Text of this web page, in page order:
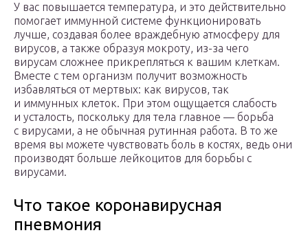
У вас повышается температура, и это действительно
помогает иммунной системе функционировать
лучше, создавая более враждебную атмосферу для
вирусов, а также образуя мокроту, из-за чего
вирусам сложнее прикрепляться к вашим клеткам.
Вместе с тем организм получит возможность
избавляться от мертвых: как вирусов, так
и иммунных клеток. При этом ощущается слабость
и усталость, поскольку для тела главное — борьба
с вирусами, а не обычная рутинная работа. В то же
время вы можете чувствовать боль в костях, ведь они
производят больше лейкоцитов для борьбы с
вирусами.
Что такое коронавирусная
пневмония